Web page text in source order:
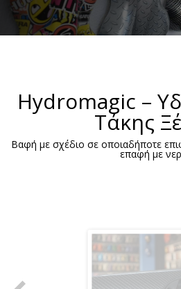
Hydromagic –
Τάκης
Βαφή με σχέδιο σε οποιαδήποτε
επαφή με